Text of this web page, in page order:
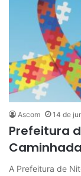
Ascom 14 de
Prefeitura
A Prefeitura de